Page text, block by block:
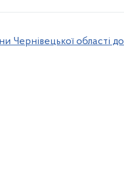
Чернівецької області до